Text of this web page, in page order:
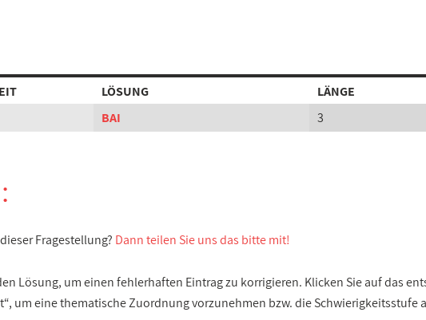
LÖSUNG
LÄNGE
BAI 3
Fragestellung? Dann teilen Sie uns das bitte mit!
Lösung, um einen fehlerhaften Eintrag zu korrigieren. Klicken Sie auf das
um eine thematische Zuordnung vorzunehmen bzw. die Schwierigkeitsstufe